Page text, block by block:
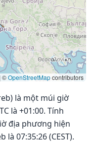
©OpenStreetMapcontributors
là một múi giờ
là +01:00. Tính
địa phương hiện
07:35:26 (CEST).